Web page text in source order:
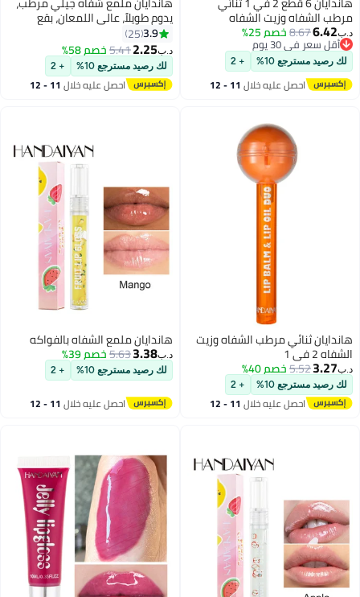
3
مرطب الشفاه وزيت الشفاه
د.ب‏6.42
8.67خصم 25%
أقل سعر في 30 يوم
أقل سعر في 30 يوم
لك رصيد مسترجع 10% + 2
احصل عليه خلال 11 - 12
اغسطس
13
يدوم طويلاً، عالي اللمعان، بقع
خفيفة، لامع للغاية، بلسم زيت ملون،
معالجة الشفاه، توهج زجاجي،
لمعان، مكياج، لون مشرق، رافع،
العناية بالشفاه للنساء والفتيات
3.9
25
د.ب‏2.25
5.41خصم 58%
لك رصيد مسترجع 10% + 2
احصل عليه خلال 11 - 12
اغسطس
3
هاندايان ثنائي مرطب الشفاه وزيت
الشفاه 2 في 1
د.ب‏3.27
5.52خصم 40%
لك رصيد مسترجع 10% + 2
احصل عليه خلال 11 - 12
هاندايان ملمع الشفاه بالفواكه
د.ب‏3.38
5.63خصم 39%
لك رصيد مسترجع 10% + 2
احصل عليه خلال 11 - 12